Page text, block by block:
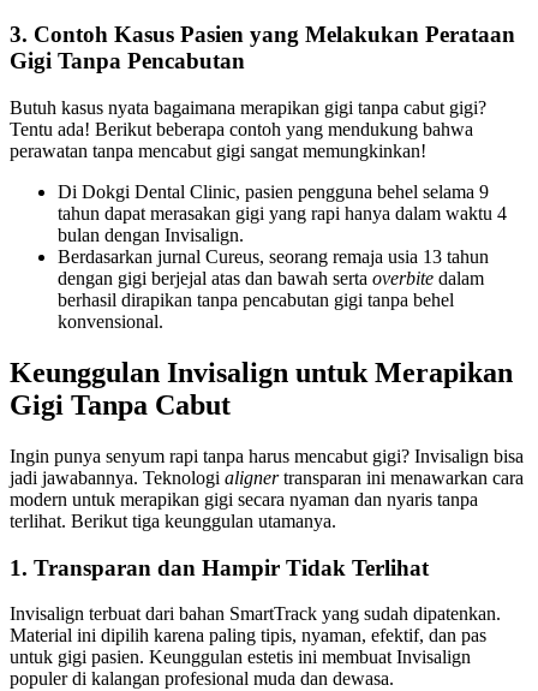
3. Contoh Kasus Pasien yang Melakukan Perataan
Gigi Tanpa Pencabutan
Butuh kasus nyata bagaimana merapikan gigi tanpa cabut gigi?
Tentu ada! Berikut beberapa contoh yang mendukung bahwa
perawatan tanpa mencabut gigi sangat memungkinkan!
Di Dokgi Dental Clinic, pasien pengguna behel selama 9
tahun dapat merasakan gigi yang rapi hanya dalam waktu 4
bulan dengan Invisalign.
Berdasarkan jurnal Cureus, seorang remaja usia 13 tahun
dengan gigi berjejal atas dan bawah serta overbite dalam
berhasil dirapikan tanpa pencabutan gigi tanpa behel
konvensional.
Keunggulan Invisalign untuk Merapikan
Gigi Tanpa Cabut
Ingin punya senyum rapi tanpa harus mencabut gigi? Invisalign bisa
jadi jawabannya. Teknologi alignertransparan ini menawarkan cara
modern untuk merapikan gigi secara nyaman dan nyaris tanpa
terlihat. Berikut tiga keunggulan utamanya.
1. Transparan dan Hampir Tidak Terlihat
Invisalign terbuat dari bahan SmartTrack yang sudah dipatenkan.
Material ini dipilih karena paling tipis, nyaman, efektif, dan pas
untuk gigi pasien. Keunggulan estetis ini membuat Invisalign
populer di kalangan profesional muda dan dewasa.